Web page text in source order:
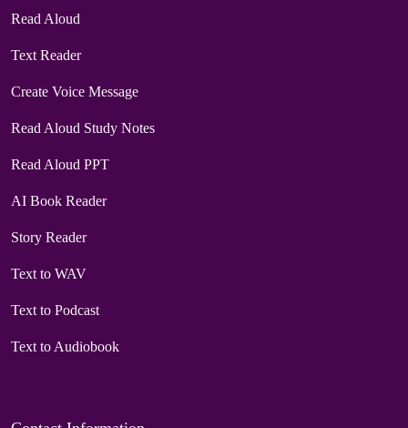
Read Aloud
Text Reader
Create Voice Message
Read Aloud Study Notes
Read Aloud PPT
AI Book Reader
Story Reader
Text to WAV
Text to Podcast
Text to Audiobook